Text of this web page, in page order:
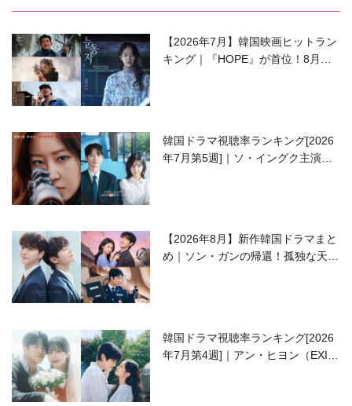
【2026年7月】韓国映画ヒットラン
キング｜『HOPE』が首位！8月公
韓国ドラマ視聴率ランキング[2026
年7月第5週]｜ソ・イングク主演の
【2026年8月】新作韓国ドラマまと
め｜ソン・ガンの帰還！孤独な天才
韓国ドラマ視聴率ランキング[2026
年7月第4週]｜アン・ヒヨン（EXID